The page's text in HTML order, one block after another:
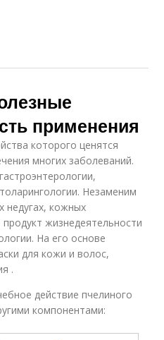
применения
которого ценятся
многих заболеваний.
Незаменим
недугах, кожных
жизнедеятельности
На его основе
для кожи и волос,
.
действие пчелиного
компонентами: